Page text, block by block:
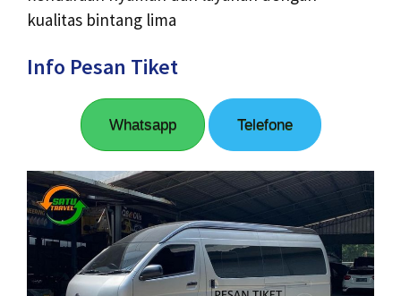
kualitas bintang lima
Info Pesan Tiket
Whatsapp Telefone